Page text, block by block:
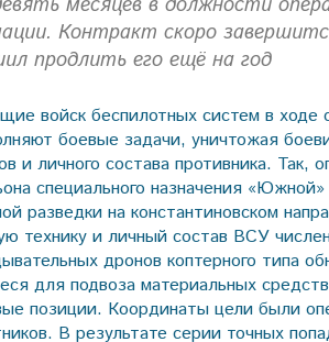
Контракт скоро
продлить его ещё на год
войск беспилотных систем в ходе
боевые задачи, уничтожая
и личного состава противника. Так,
специального назначения
разведки на константиновском
технику и личный состав ВСУ
дронов коптерного типа
для подвоза материальных
позиции. Координаты цели были
В результате серии точных